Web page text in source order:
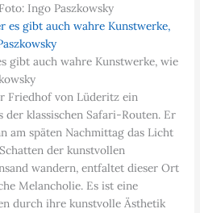
Ingo Paszkowsky
gibt auch wahre Kunstwerke, wie
Friedhof von Lüderitz ein
der klassischen Safari-Routen. Er
am späten Nachmittag das Licht
der kunstvollen
wandern, entfaltet dieser Ort
Melancholie. Es ist eine
durch ihre kunstvolle Ästhetik